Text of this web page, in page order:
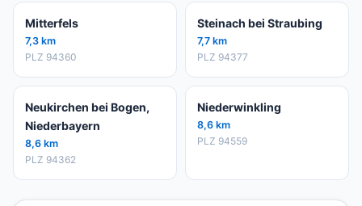
Mitterfels
7,3 km
PLZ 94360
Steinach bei Straubing
7,7 km
PLZ 94377
Neukirchen bei Bogen,
Niederbayern
8,6 km
PLZ 94362
Niederwinkling
8,6 km
PLZ 94559